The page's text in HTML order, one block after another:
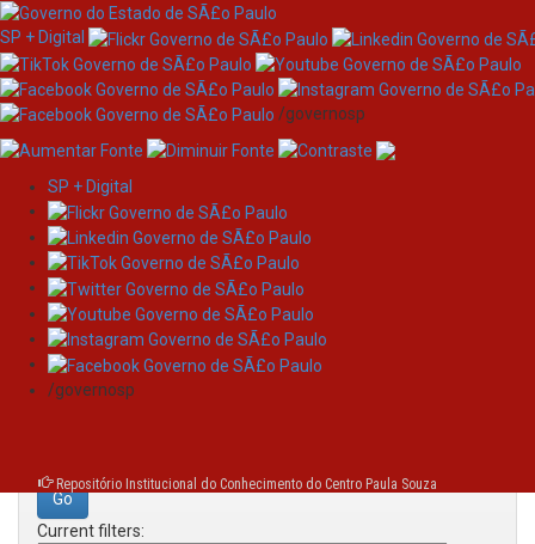
Skip
navigation
SP + Digital
/governosp
SP + Digital
/governosp
Repositório Institucional do Conhecimento do Centro Paula Souza
Search
Search:
Current filters: